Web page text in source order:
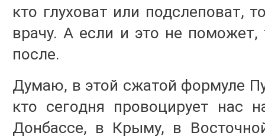
кто глуховат или подслеповат,
врачу. А если и это не поможет,
после.
Думаю, в этой сжатой формуле
кто сегодня провоцирует нас
Донбассе, в Крыму, в